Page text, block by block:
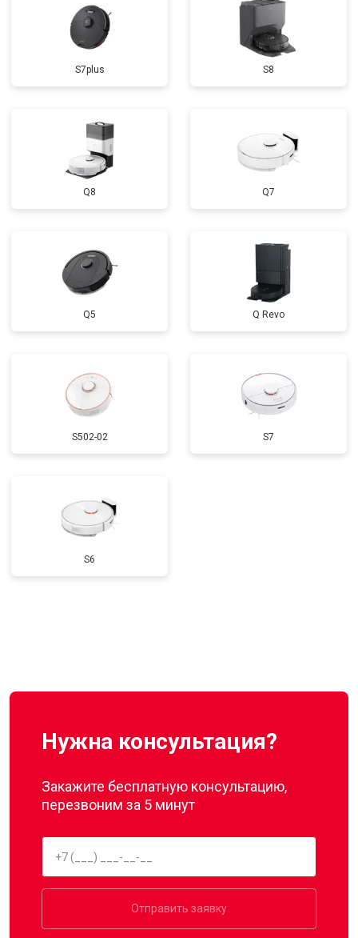
S7plus S8
Q8 Q7
Q5 Q Revo
S502-02 S7
S6
Нужна консультация?
Закажите бесплатную консультацию,
перезвоним за 5 минут
Отправить заявку